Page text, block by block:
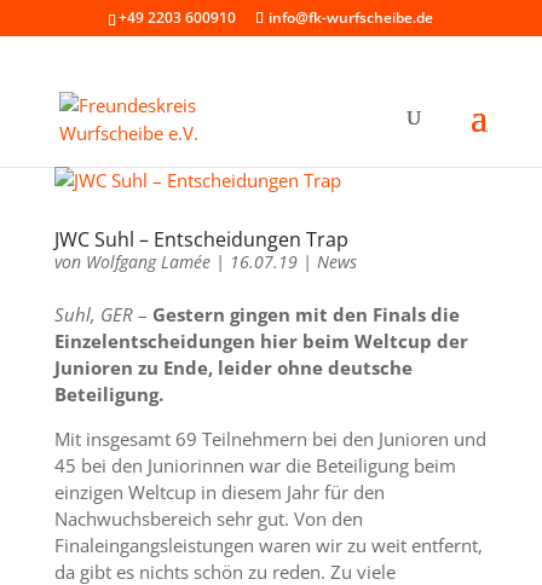
+49 2203 600910 info@fk-wurfscheibe.de
JWC Suhl – Entscheidungen Trap
von Wolfgang Lamée| 16.07.19| News
Suhl, GER– Gestern gingen mit den Finals die
Einzelentscheidungen hier beim Weltcup der
Junioren zu Ende, leider ohne deutsche
Beteiligung.
Mit insgesamt 69 Teilnehmern bei den Junioren und
45 bei den Juniorinnen war die Beteiligung beim
einzigen Weltcup in diesem Jahr für den
Nachwuchsbereich sehr gut. Von den
Finaleingangsleistungen waren wir zu weit entfernt,
da gibt es nichts schön zu reden. Zu viele